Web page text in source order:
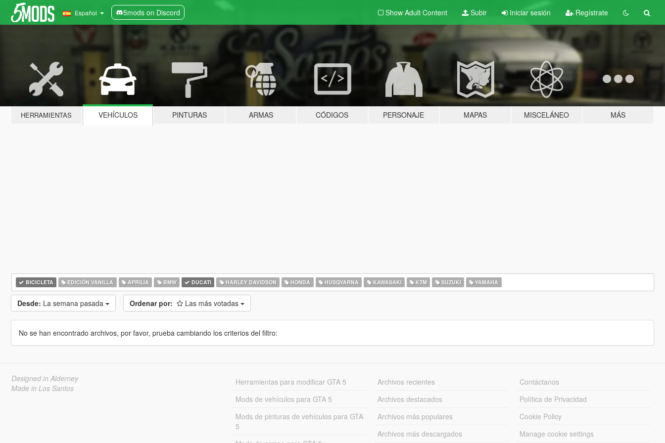
Español 5mods on Discord Show Adult Content Subir Iniciar sesión Regístrate
HERRAMIENTAS VEHÍCULOS PINTURAS ARMAS CÓDIGOS PERSONAJE MAPAS MISCELÁNEO MÁS
BICICLETA EDICIÓN VANILLA APRILIA BMW DUCATI HARLEY DAVIDSON HONDA HUSQVARNA KAWASAKI KTM SUZUKI YAMAHA
Desde: La semana pasada Ordenar por: Las más votadas
No se han encontrado archivos, por favor, prueba cambiando los criterios del filtro:
Designed in Alderney
Made in Los Santos
Herramientas para modificar GTA 5
Mods de vehículos para GTA 5
Mods de pinturas de vehículos para GTA
5
Archivos recientes
Archivos destacados
Archivos más populares
Archivos más descargados
Contáctanos
Política de Privacidad
Cookie Policy
Manage cookie settings